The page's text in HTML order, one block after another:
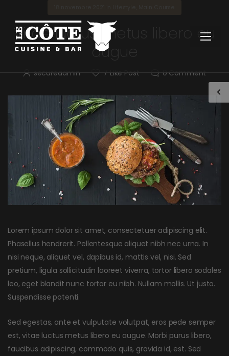
Vitae luctus metus libero eu
augue
secureadmin 7Like Post 0Comment
Lorem ipsum dolor sit amet, consectetuer adipiscing elit.
Phasellus hendrerit. Pellentesque aliquet nibh nec urna. In
nisi neque, aliquet vel, dapibus id, mattis vel, nisi. Sed
pretium, ligula sollicitudin laoreet viverra, tortor libero sodales
leo, eget blandit nunc tortor eu nibh. Nullam mollis. Ut justo.
Suspendisse potenti.
Sed egestas, ante et vulputate volutpat, eros pede semper
est, vitae luctus metus libero eu augue. Morbi purus libero,
faucibus adipiscing, commodo quis, gravida id, est. Sed